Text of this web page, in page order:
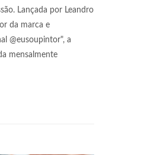
Lançada por Leandro
da marca e
@eusoupintor", a
mensalmente